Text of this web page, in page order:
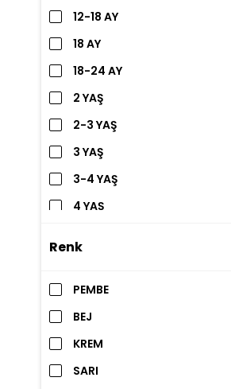
12-18 AY
18 AY
18-24 AY
2 YAŞ
2-3 YAŞ
3 YAŞ
3-4 YAŞ
4 YAŞ
Renk
PEMBE
BEJ
KREM
SARI